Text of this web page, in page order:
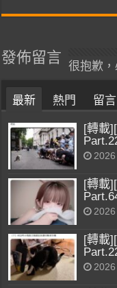
發佈留言
很抱歉
最新 熱門 留言
[轉載
[轉載
2026
[轉載
2026